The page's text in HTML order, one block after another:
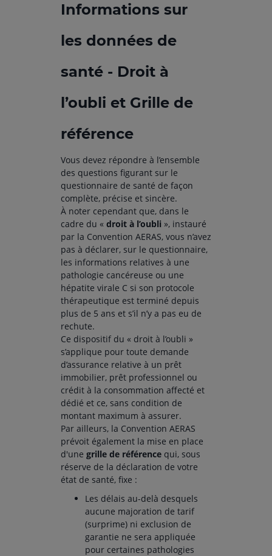
Informations sur
les données de
santé - Droit à
l’oubli et Grille de
référence
Vous devez répondre à l’ensemble
des questions figurant sur le
questionnaire de santé de façon
complète, précise et sincère.
À noter cependant que, dans le
cadre du « droit à l’oubli », instauré
par la Convention AERAS, vous n’avez
pas à déclarer, sur le questionnaire,
les informations relatives à une
pathologie cancéreuse ou une
hépatite virale C si son protocole
thérapeutique est terminé depuis
plus de 5 ans et s’il n’y a pas eu de
rechute.
Ce dispositif du « droit à l’oubli »
s’applique pour toute demande
d’assurance relative à un prêt
immobilier, prêt professionnel ou
crédit à la consommation affecté et
dédié et ce, sans condition de
montant maximum à assurer.
Par ailleurs, la Convention AERAS
prévoit également la mise en place
d'une grille de référencequi, sous
réserve de la déclaration de votre
état de santé, fixe :
Les délais au-delà desquels
aucune majoration de tarif
(surprime) ni exclusion de
garantie ne sera appliquée
pour certaines pathologies